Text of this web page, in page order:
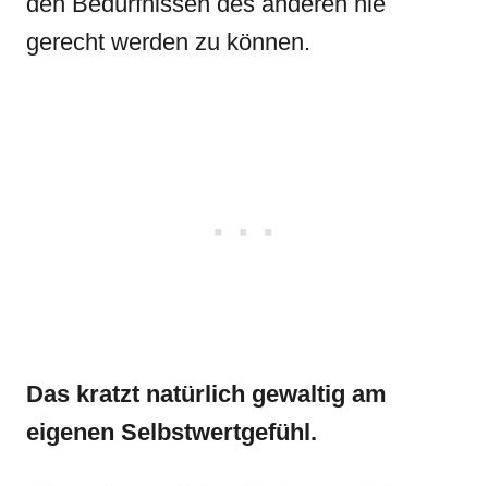
gerecht werden zu können.
Das kratzt natürlich gewaltig am
eigenen Selbstwertgefühl.